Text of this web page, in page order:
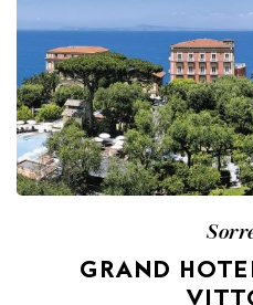
GRAND